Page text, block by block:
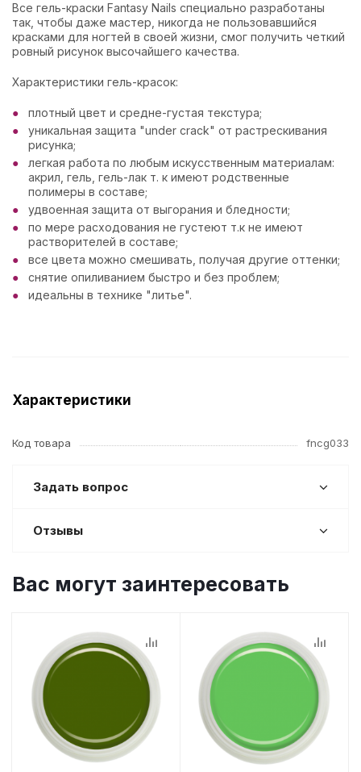
Все гель-краски Fantasy Nails специально разработаны
так, чтобы даже мастер, никогда не пользовавшийся
красками для ногтей в своей жизни, смог получить четкий
ровный рисунок высочайшего качества.
Характеристики гель-красок:
плотный цвет и средне-густая текстура;
уникальная защита "under crack" от растрескивания
рисунка;
легкая работа по любым искусственным материалам:
акрил, гель, гель-лак т. к имеют родственные
полимеры в составе;
удвоенная защита от выгорания и бледности;
по мере расходования не густеют т.к не имеют
растворителей в составе;
все цвета можно смешивать, получая другие оттенки;
снятие опиливанием быстро и без проблем;
идеальны в технике "литье".
Характеристики
Код товара fncg033
Задать вопрос
Отзывы
Вас могут заинтересовать